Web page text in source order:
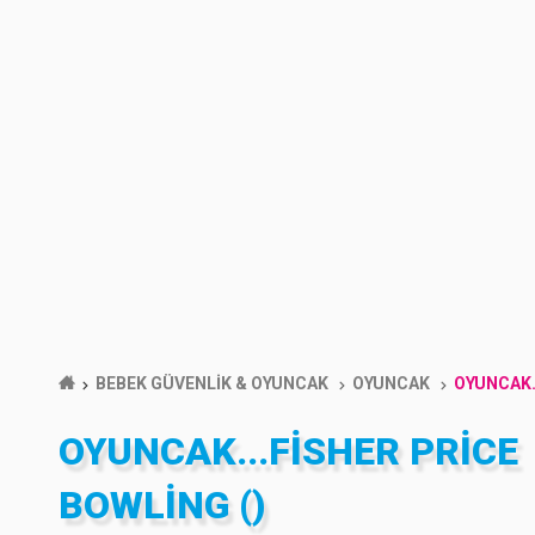
BEBEK GÜVENLİK & OYUNCAK OYUNCAK
OYUNCAK...FISHER PRICE
BOWLING ()